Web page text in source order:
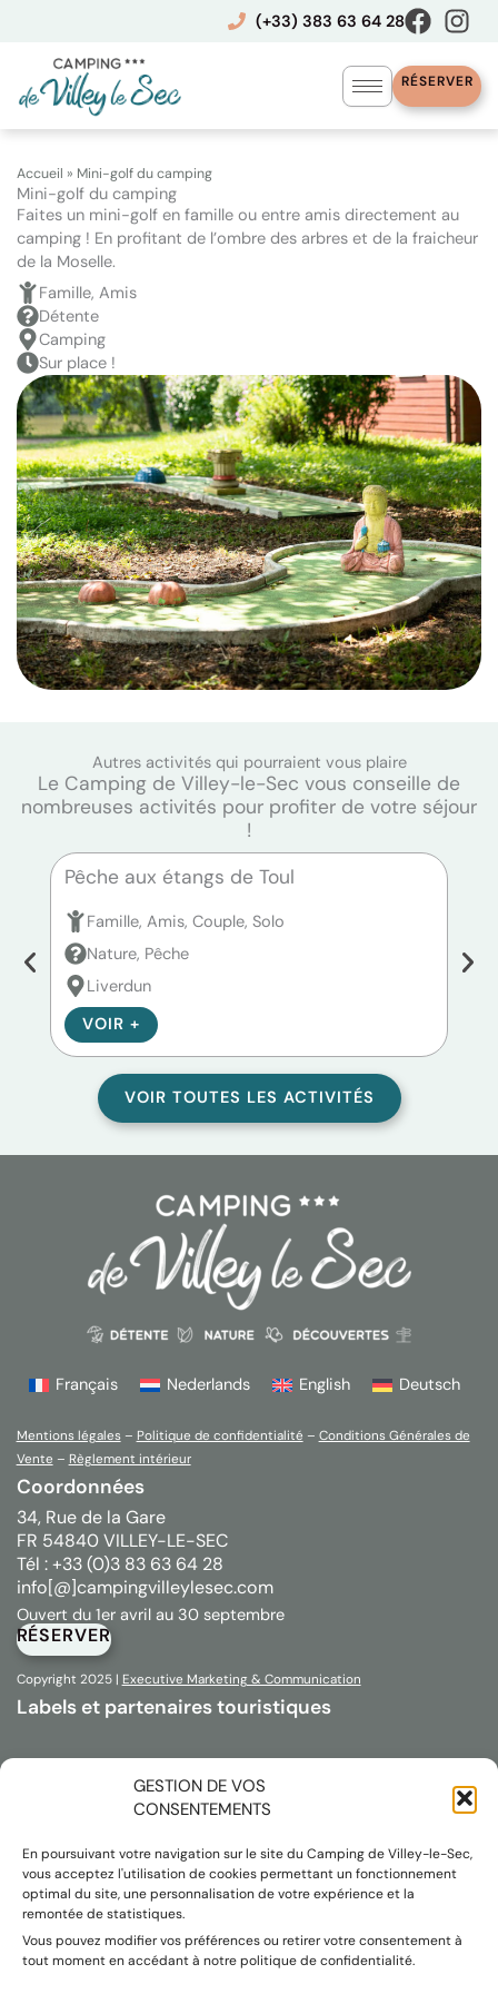
GESTION DE VOS
CONSENTEMENTS
En poursuivant votre navigation sur le site du Camping de Villey-le-Sec,
vous acceptez l'utilisation de cookies permettant un fonctionnement
optimal du site, une personnalisation de votre expérience et la
remontée de statistiques.
Vous pouvez modifier vos préférences ou retirer votre consentement à
tout moment en accédant à notre politique de confidentialité.
contenu
(+33) 383 63 64 28
RÉSERVER
Accueil » Mini-golf du camping
Mini-golf du camping
Faites un mini-golf en famille ou entre amis directement au
camping ! En profitant de l’ombre des arbres et de la fraicheur
de la Moselle.
Famille, Amis
Détente
Camping
Sur place !
Autres activités qui pourraient vous plaire
Le Camping de Villey-le-Sec vous conseille de
nombreuses activités pour profiter de votre séjour
!
Pêche aux étangs de Toul
Famille, Amis, Couple, Solo
Nature, Pêche
Liverdun
VOIR +
VOIR TOUTES LES ACTIVITÉS
Français Nederlands English Deutsch
Mentions légales– Politique de confidentialité – Conditions Générales de
Vente – Règlement intérieur
Coordonnées
34, Rue de la Gare
FR 54840 VILLEY-LE-SEC
Tél : +33 (0)3 83 63 64 28
info[@]campingvilleylesec.com
Ouvert du 1er avril au 30 septembre
RÉSERVER
Copyright 2025 | Executive Marketing & Communication
Labels et partenaires touristiques